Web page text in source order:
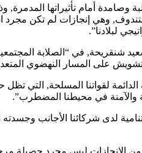
أمام تأثيراتها المدمرة,
بتندوف, وهي إنجازات لم تكن
لبلادنا”.
شنقريحة, في “الصلابة
على المسار النهضوي
الدائمة لقواتنا المسلحة, التي
والآمنة في محيطنا المضطرب”.
لدى شركائنا الأجانب